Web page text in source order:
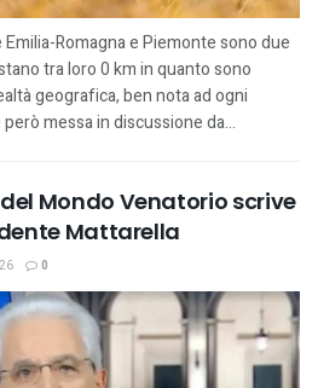
Romagna e Piemonte sono due
tra loro 0 km in quanto sono
geografica, ben nota ad ogni
messa in discussione da...
Mondo Venatorio scrive
Mattarella
0